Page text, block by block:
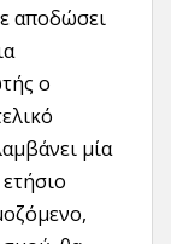
αποδώσει
ο
μία